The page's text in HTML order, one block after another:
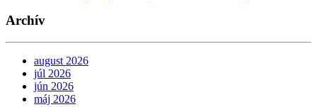
Archív
august 2026
júl 2026
jún 2026
máj 2026